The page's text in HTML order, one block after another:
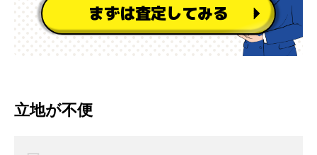
まずは査定してみる
立地が不便